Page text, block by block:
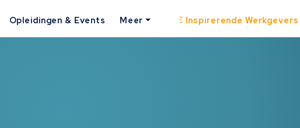
Opleidingen & Events Meer Inspirerende Werkgevers